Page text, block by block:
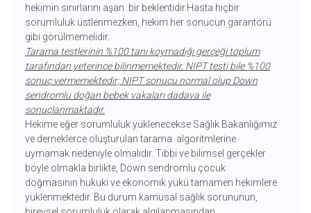
hekimin sınırlarını aşan bir beklentidir.Hasta hiçbir
sorumluluk üstlenmezken, hekim her sonucun garantörü
gibi görülmemelidir.
Tarama testlerinin %100 tanı koymadığı gerçeği toplum
tarafından yeterince bilinmemektedir. NIPT testi bile %100
sonuç vermemektedir; NIPT sonucu normal olup Down
sendromlu doğan bebek vakaları dadava ile
sonuçlanmaktadır.
Hekime eğer sorumluluk yüklenecekse Sağlık Bakanlığımız
ve derneklerce oluşturulan tarama algoritmlerine
uymamak nedeniyle olmalıdır. Tıbbi ve bilimsel gerçekler
böyle olmakla birlikte, Down sendromlu çocuk
doğmasının hukuki ve ekonomik yükü tamamen hekimlere
yüklenmektedir. Bu durum kamusal sağlık sorununun,